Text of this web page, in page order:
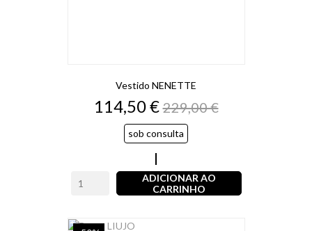
Vestido NENETTE
Preço
114,50 €Preço
normal
229,00 €
sob consulta
consulta
ADICIONAR AO
CARRINHO